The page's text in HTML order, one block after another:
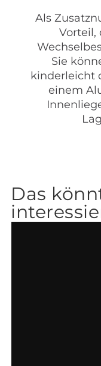
Als
Vorteil,
Sie
kinderleicht
einem
Das